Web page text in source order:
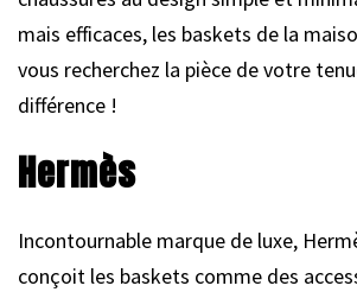
mais efficaces, les baskets de la
vous recherchez la pièce de votre
différence !
Hermès
Incontournable marque de luxe,
conçoit les baskets comme des